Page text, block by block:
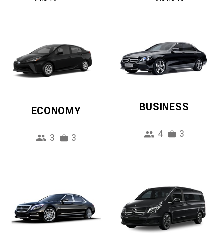
ECONOMY
3 3
BUSINESS
4 3